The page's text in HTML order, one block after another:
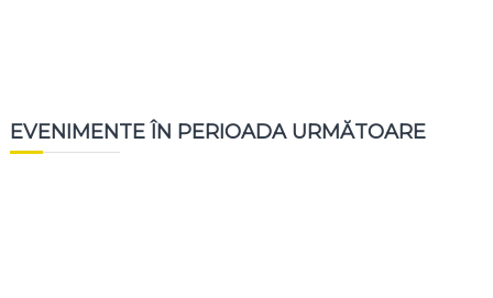
EVENIMENTE ÎN PERIOADA URMĂTOARE